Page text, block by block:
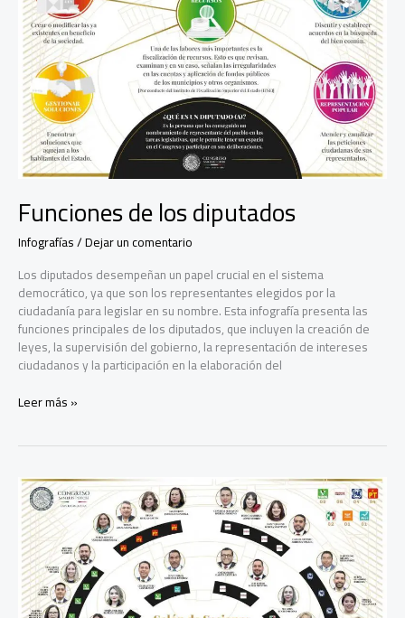
Funciones de los diputados
Infografías/Dejar un comentario
Los diputados desempeñan un papel crucial en el sistema
democrático, ya que son los representantes elegidos por la
ciudadanía para legislar en su nombre. Esta infografía presenta las
funciones principales de los diputados, que incluyen la creación de
leyes, la supervisión del gobierno, la representación de intereses
ciudadanos y la participación en la elaboración del
Funciones
Leer más »